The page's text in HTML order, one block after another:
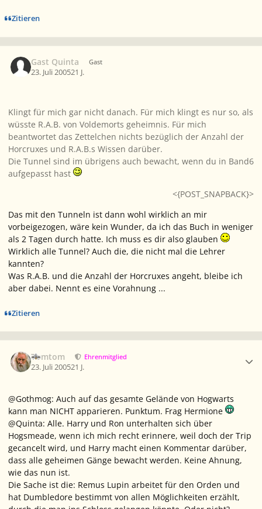
Zitieren
Gast Quinta Gast
23. Juli 200521 J.
Klingt für mich gar nicht danach. Für mich klingt es nur so, als
wüsste R.A.B. von Voldemorts geheimnis. Für mich
beantwortet das Zettelchen nichts bezüglich der Anzahl der
Horcruxes und R.A.B.s Wissen darüber.
Die Tunnel sind im übrigens auch bewacht, wenn du in Band6
aufgepasst hast
<{POST_SNAPBACK}>
Das mit den Tunneln ist dann wohl wirklich an mir
vorbeigezogen, wäre kein Wunder, da ich das Buch in weniger
als 2 Tagen durch hatte. Ich muss es dir also glauben
Wirklich alle Tunnel? Auch die, die nicht mal die Lehrer
kannten?
Was R.A.B. und die Anzahl der Horcruxes angeht, bleibe ich
aber dabei. Nennt es eine Vorahnung ...
Zitieren
Tomtom Ehrenmitglied
23. Juli 200521 J.
@Gothmog: Auch auf das gesamte Gelände von Hogwarts
kann man NICHT apparieren. Punktum. Frag Hermione
@Quinta: Alle. Harry und Ron unterhalten sich über
Hogsmeade, wenn ich mich recht erinnere, weil doch der Trip
gecancelt wird, und Harry macht einen Kommentar darüber,
dass alle geheimen Gänge bewacht werden. Keine Ahnung,
wie das nun ist.
Die Sache ist die: Remus Lupin arbeitet für den Orden und
hat Dumbledore bestimmt von allen Möglichkeiten erzählt,